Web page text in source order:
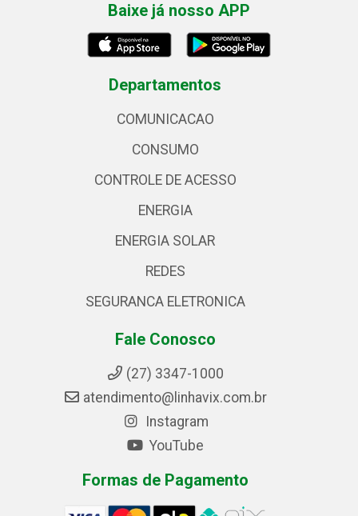
Baixe já nosso APP
Departamentos
COMUNICACAO
CONSUMO
CONTROLE DE ACESSO
ENERGIA
ENERGIA SOLAR
REDES
SEGURANCA ELETRONICA
Fale Conosco
(27) 3347-1000
atendimento@linhavix.com.br
Instagram
YouTube
Formas de Pagamento